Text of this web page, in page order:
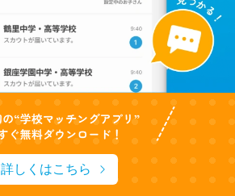
詳しくはこちら